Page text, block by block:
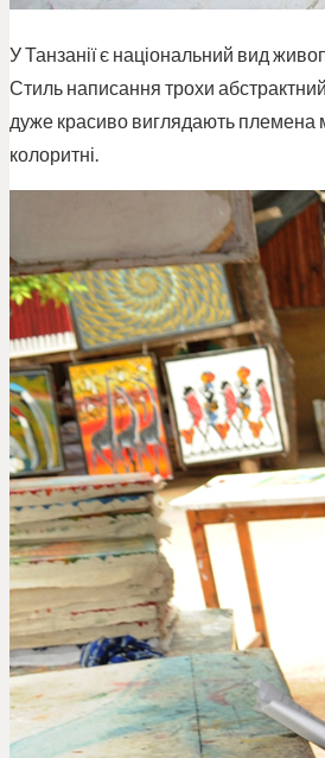
У Танзанії є національний вид
Стиль написання трохи
дуже красиво виглядають племена
колоритні.